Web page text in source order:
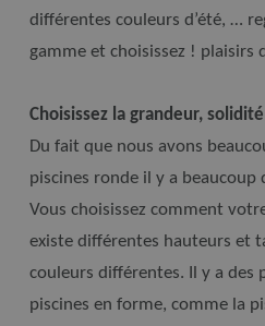
différentes couleurs d’été, …
gamme et choisissez ! plaisirs
Choisissez la grandeur,
Du fait que nous avons
piscines ronde il y a beaucoup
Vous choisissez comment
existe différentes hauteurs et
couleurs différentes. Il y a des
piscines en forme, comme la